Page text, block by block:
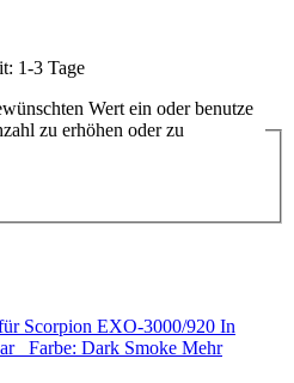
1-3 Tage
Wert ein oder benutze
zu erhöhen oder zu
Scorpion EXO-3000/920 In
Farbe: Dark Smoke Mehr